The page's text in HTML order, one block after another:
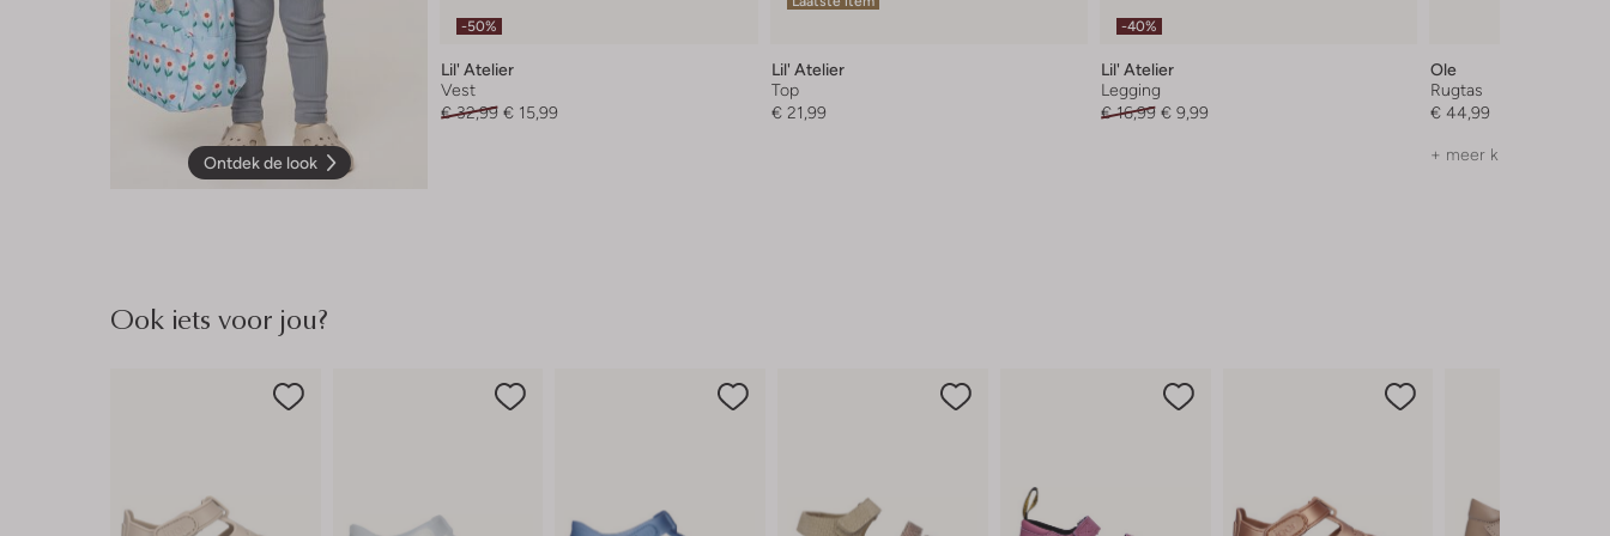
Ontdek de look
-50%
Lil' Atelier
Vest
€ 32,99 € 15,99
Lil' Atelier
Top
€ 21,99
-40%
Lil' Atelier
Legging
€ 16,99 € 9,99
Ole
Rugtas
€ 44,99
+ meer kleuren
Ook iets voor jou?